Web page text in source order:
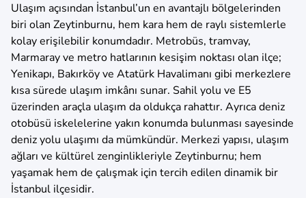
Ulaşım açısından İstanbul’un en avantajlı bölgelerinden
biri olan Zeytinburnu, hem kara hem de raylı sistemlerle
kolay erişilebilir konumdadır. Metrobüs, tramvay,
Marmaray ve metro hatlarının kesişim noktası olan ilçe;
Yenikapı, Bakırköy ve Atatürk Havalimanı gibi merkezlere
kısa sürede ulaşım imkânı sunar. Sahil yolu ve E5
üzerinden araçla ulaşım da oldukça rahattır. Ayrıca deniz
otobüsü iskelelerine yakın konumda bulunması sayesinde
deniz yolu ulaşımı da mümkündür. Merkezi yapısı, ulaşım
ağları ve kültürel zenginlikleriyle Zeytinburnu; hem
yaşamak hem de çalışmak için tercih edilen dinamik bir
İstanbul ilçesidir.